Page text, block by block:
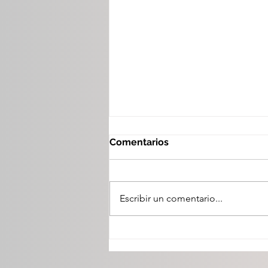
Comentarios
Escribir un comentario...